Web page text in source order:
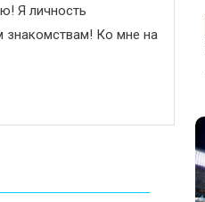
Я личность
знакомствам! Ко мне на